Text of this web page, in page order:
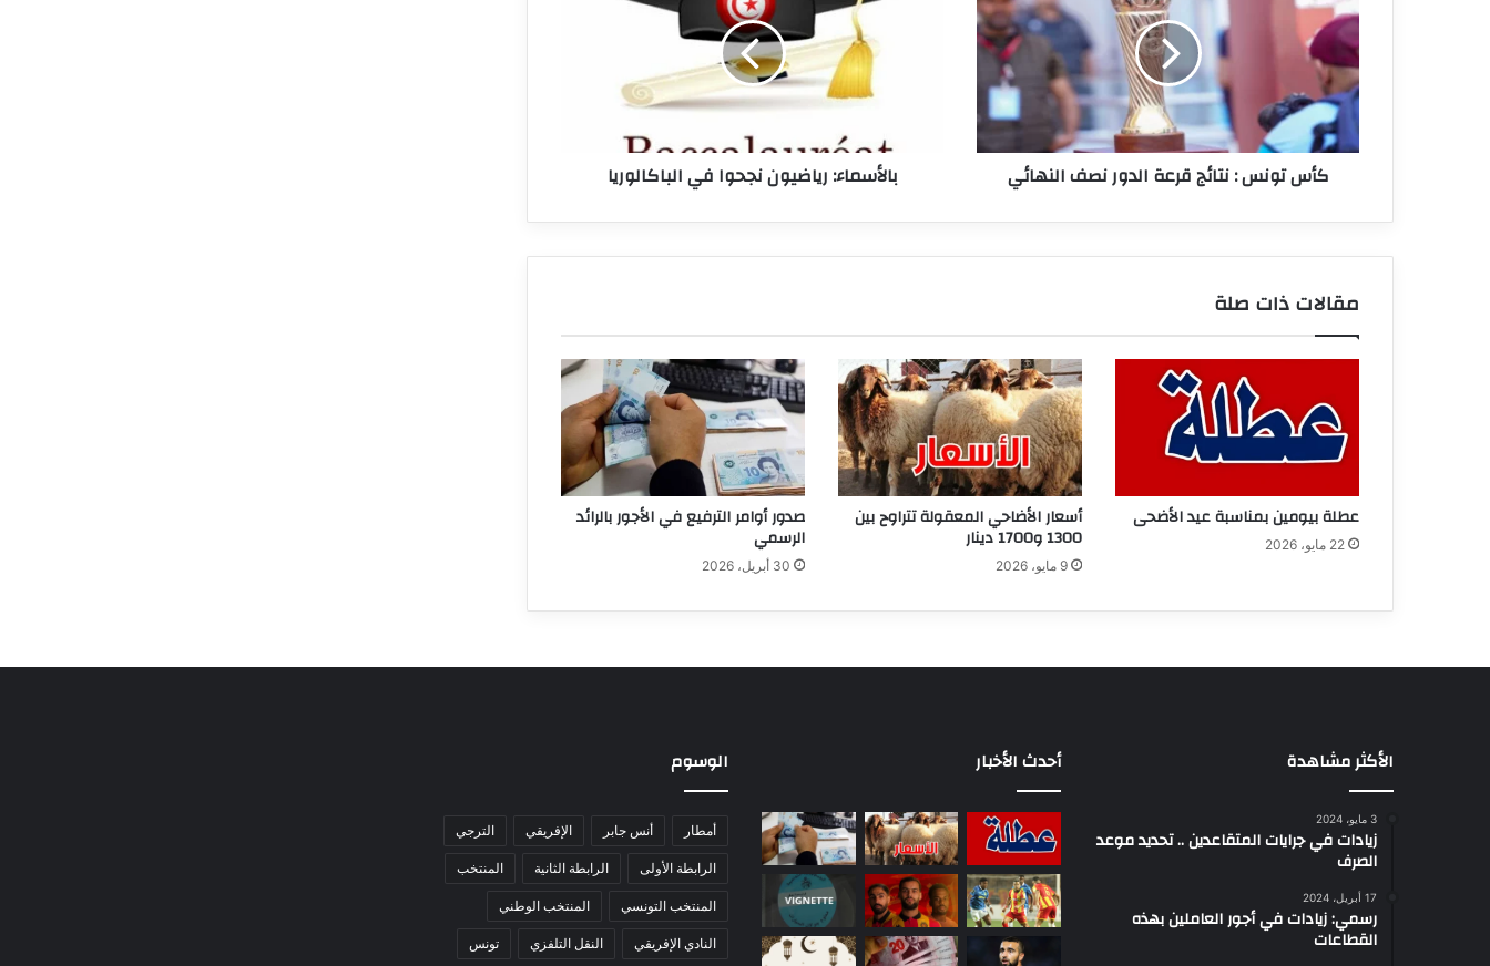
:
نتائج
قرعة
الدور
نصف
النهائي
كأس تونس : نتائج قرعة الدور نصف النهائي بالأسماء: رياضيون نجحوا في الباكالوريا
مقالات ذات صلة
عطلة بيومين بمناسبة عيد الأضحى
22 مايو، 2026
أسعار الأضاحي المعقولة تتراوح بين
1300 و1700 دينار
9 مايو، 2026
صدور أوامر الترفيع في الأجور بالرائد
الرسمي
30 أبريل، 2026
الأكثر مشاهدة
3 مايو، 2024
زيادات في جرايات المتقاعدين .. تحديد موعد
الصرف
17 أبريل، 2024
رسمي: زيادات في أجور العاملين بهذه
القطاعات
أحدث الأخبار الوسوم
أمطار أنس جابر الإفريقي الترجي
الرابطة الأولى الرابطة الثانية المنتخب
المنتخب التونسي المنتخب الوطني
النادي الإفريقي النقل التلفزي تونس